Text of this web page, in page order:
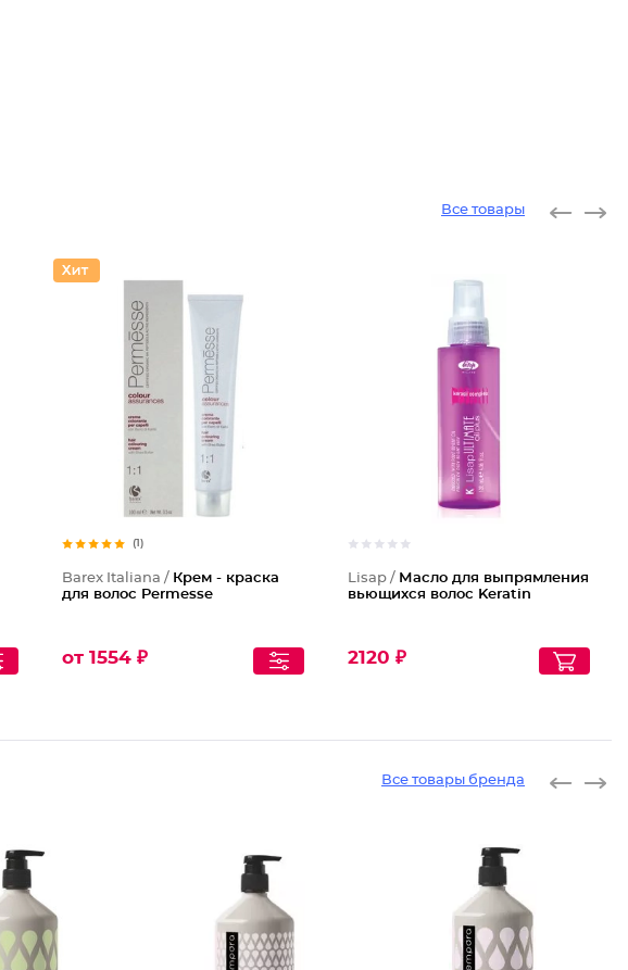
Все товары
(1)
Barex Italiana / Крем - краска
для волос Permesse
от 1554 ₽
Lisap / Масло для выпрямления
вьющихся волос Keratin
2120 ₽
Все товары бренда